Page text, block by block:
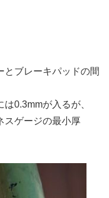
とブレーキパッドの間
0.3mmが入るが、
スゲージの最小厚